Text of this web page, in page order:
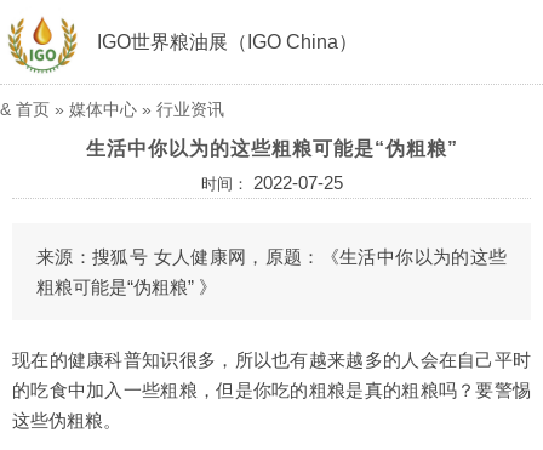
IGO世界粮油展（IGO China）
& 首页 » 媒体中心 » 行业资讯
生活中你以为的这些粗粮可能是“伪粗粮”
时间： 2022-07-25
来源：搜狐号 女人健康网，原题：《生活中你以为的这些
粗粮可能是“伪粗粮” 》
现在的健康科普知识很多，所以也有越来越多的人会在自己平时
的吃食中加入一些粗粮，但是你吃的粗粮是真的粗粮吗？要警惕
这些伪粗粮。